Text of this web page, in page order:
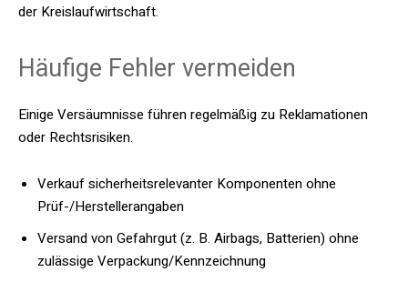
der Kreislaufwirtschaft.
Häufige Fehler vermeiden
Einige Versäumnisse führen regelmäßig zu Reklamationen
oder Rechtsrisiken.
Verkauf sicherheitsrelevanter Komponenten ohne
Prüf-/Herstellerangaben
Versand von Gefahrgut (z. B. Airbags, Batterien) ohne
zulässige Verpackung/Kennzeichnung